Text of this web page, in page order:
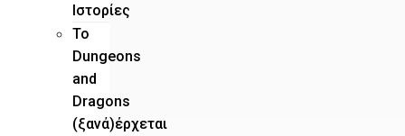
Ιστορίες
Το
Dungeons
and
Dragons
(ξανά)έρχεται